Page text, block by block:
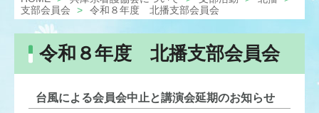
支部会員会
令和８年度 北播支部会員会
令和８年度 北播支部会員会
台風による会員会中止と講演会延期のお知らせ